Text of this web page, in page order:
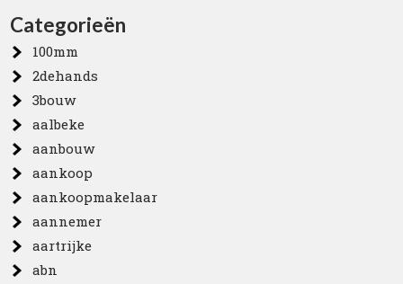
Categorieën
100mm
2dehands
3bouw
aalbeke
aanbouw
aankoop
aankoopmakelaar
aannemer
aartrijke
abn